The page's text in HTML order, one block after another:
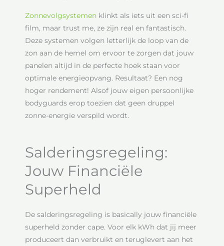
Zonnevolgsystemen klinkt als iets uit een sci-fi
film, maar trust me, ze zijn real en fantastisch.
Deze systemen volgen letterlijk de loop van de
zon aan de hemel om ervoor te zorgen dat jouw
panelen altijd in de perfecte hoek staan voor
optimale energieopvang. Resultaat? Een nog
hoger rendement! Alsof jouw eigen persoonlijke
bodyguards erop toezien dat geen druppel
zonne-energie verspild wordt.
Salderingsregeling:
Jouw Financiële
Superheld
De salderingsregeling is basically jouw financiële
superheld zonder cape. Voor elk kWh dat jij meer
produceert dan verbruikt en teruglevert aan het